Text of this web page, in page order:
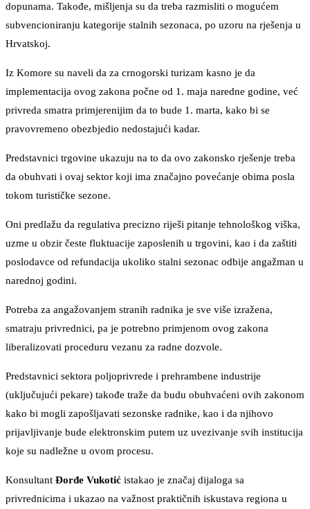
dopunama. Takođe, mišljenja su da treba razmisliti o mogućem
subvencioniranju kategorije stalnih sezonaca, po uzoru na rješenja u
Hrvatskoj.
Iz Komore su naveli da za crnogorski turizam kasno je da
implementacija ovog zakona počne od 1. maja naredne godine, već
privreda smatra primjerenijim da to bude 1. marta, kako bi se
pravovremeno obezbjedio nedostajući kadar.
Predstavnici trgovine ukazuju na to da ovo zakonsko rješenje treba
da obuhvati i ovaj sektor koji ima značajno povećanje obima posla
tokom turističke sezone.
Oni predlažu da regulativa precizno riješi pitanje tehnološkog viška,
uzme u obzir česte fluktuacije zaposlenih u trgovini, kao i da zaštiti
poslodavce od refundacija ukoliko stalni sezonac odbije angažman u
narednoj godini.
Potreba za angažovanjem stranih radnika je sve više izražena,
smatraju privrednici, pa je potrebno primjenom ovog zakona
liberalizovati proceduru vezanu za radne dozvole.
Predstavnici sektora poljoprivrede i prehrambene industrije
(uključujući pekare) takođe traže da budu obuhvaćeni ovih zakonom
kako bi mogli zapošljavati sezonske radnike, kao i da njihovo
prijavljivanje bude elektronskim putem uz uvezivanje svih institucija
koje su nadležne u ovom procesu.
Konsultant Đorđe Vukotić istakao je značaj dijaloga sa
privrednicima i ukazao na važnost praktičnih iskustava regiona u